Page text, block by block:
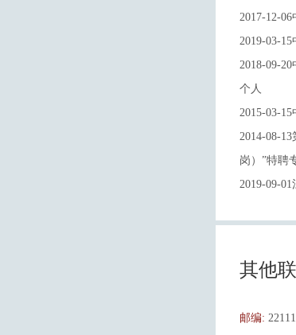
2017-12-
2019-03-
2018-09-
个人
2015-03-
2014-08-
岗）”特聘
2019-09-
其他
邮编: